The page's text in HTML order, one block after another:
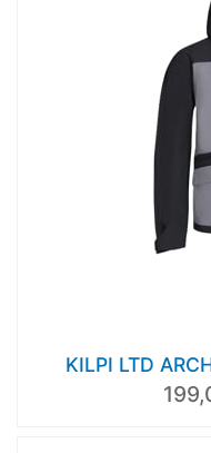
KILPI LTD